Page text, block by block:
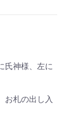
氏神様、左に
お札の出し入